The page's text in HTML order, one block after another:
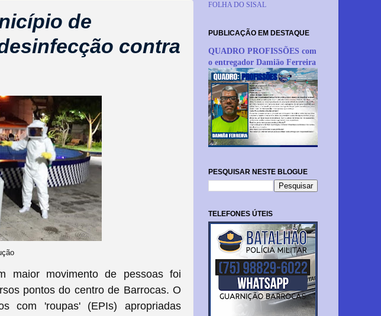
de
contra
maior movimento de pessoas foi
pontos do centro de Barrocas. O
com 'roupas' (EPIs) apropriadas
FOLHA DO SISAL
PUBLICAÇÃO EM DESTAQUE
QUADRO PROFISSÕES com
o entregador Damião Ferreira
PESQUISAR NESTE BLOGUE
TELEFONES ÚTEIS